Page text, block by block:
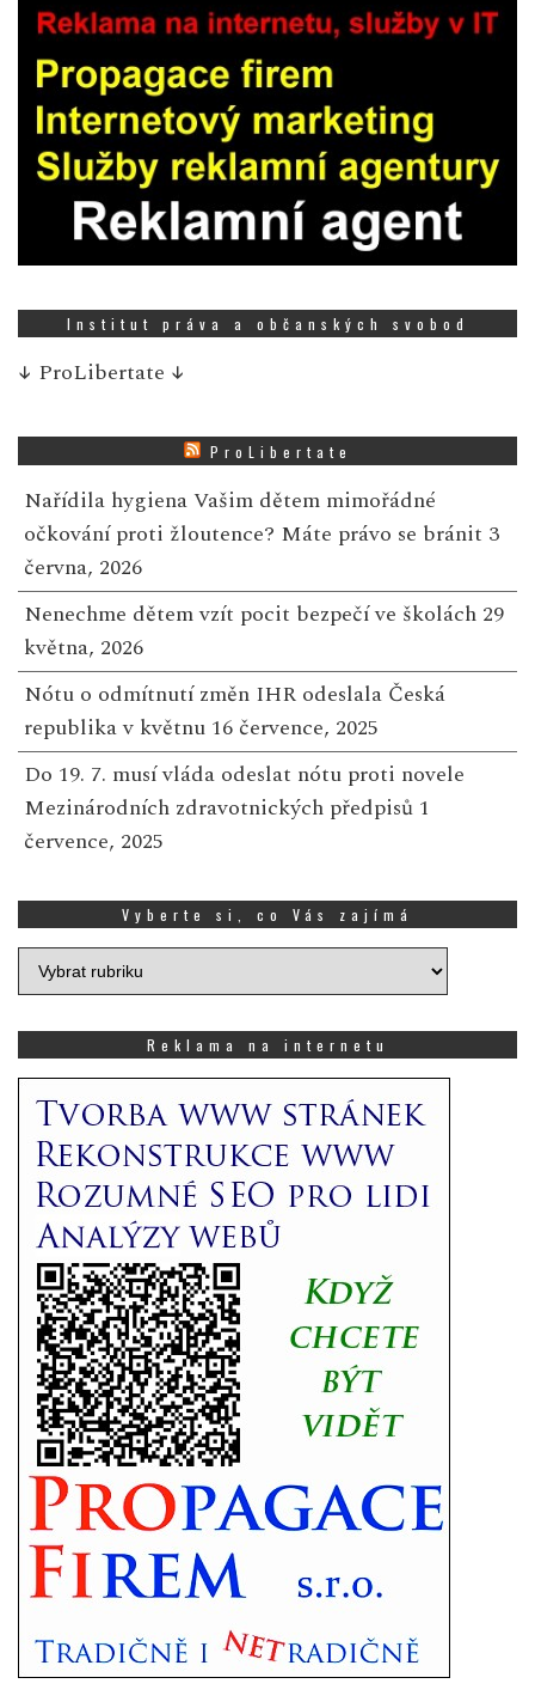
Institut práva a občanských svobod
↓ ProLibertate ↓
ProLibertate
Nařídila hygiena Vašim dětem mimořádné
očkování proti žloutence? Máte právo se bránit 3
června, 2026
Nenechme dětem vzít pocit bezpečí ve školách 29
května, 2026
Nótu o odmítnutí změn IHR odeslala Česká
republika v květnu 16 července, 2025
Do 19. 7. musí vláda odeslat nótu proti novele
Mezinárodních zdravotnických předpisů 1
července, 2025
Vyberte si, co Vás zajímá
Vyberte
si,
zajímá
Reklama na internetu